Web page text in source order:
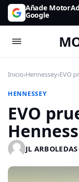
Añade
Google
Inicio›Hennessey›EVO
HENNESSEY
EVO
JL ARBOLEDAS